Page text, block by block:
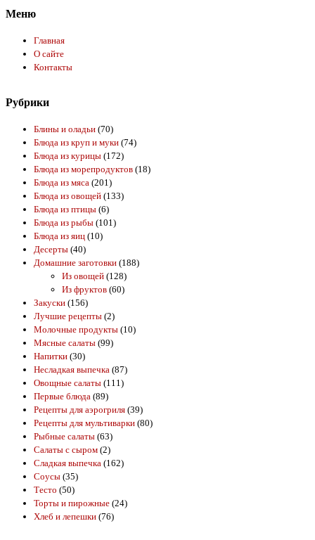
Меню
Главная
О сайте
Контакты
Рубрики
Блины и оладьи (70)
Блюда из круп и муки (74)
Блюда из курицы (172)
Блюда из морепродуктов (18)
Блюда из мяса (201)
Блюда из овощей (133)
Блюда из птицы (6)
Блюда из рыбы (101)
Блюда из яиц (10)
Десерты (40)
Домашние заготовки (188)
Из овощей (128)
Из фруктов (60)
Закуски (156)
Лучшие рецепты (2)
Молочные продукты (10)
Мясные салаты (99)
Напитки (30)
Несладкая выпечка (87)
Овощные салаты (111)
Первые блюда (89)
Рецепты для аэрогриля (39)
Рецепты для мультиварки (80)
Рыбные салаты (63)
Салаты с сыром (2)
Сладкая выпечка (162)
Соусы (35)
Тесто (50)
Торты и пирожные (24)
Хлеб и лепешки (76)